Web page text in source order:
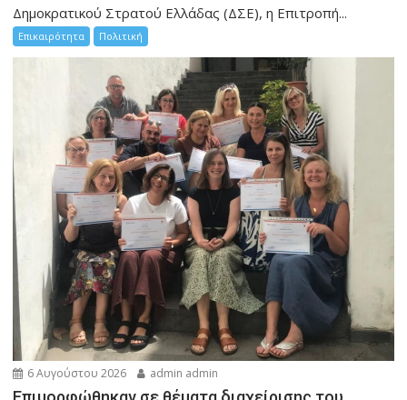
Δημοκρατικού Στρατού Ελλάδας (ΔΣΕ), η Επιτροπή...
Επικαιρότητα Πολιτική
6 Αυγούστου 2026 admin admin